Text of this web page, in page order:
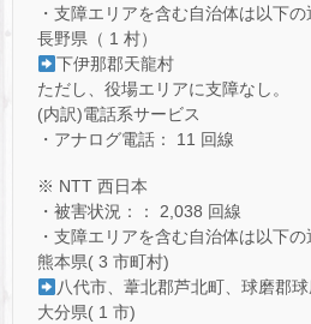
・支障エリアを含む自治体は以下の
長野県（ 1 村）
下伊那郡天龍村
ただし、役場エリアに支障なし。
(内訳)電話系サービス
・アナログ電話： 11 回線
※ NTT 西日本
・被害状況：： 2,038 回線
・支障エリアを含む自治体は以下の
熊本県( 3 市町村)
八代市、葦北郡芦北町、球磨郡
大分県( 1 市)